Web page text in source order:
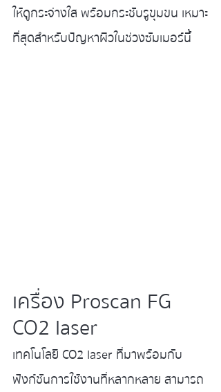
ให้ดูกระจ่างใส พร้อมกระชับรูขุมขน เหมาะ
ที่สุดสำหรับปัญหาผิวในช่วงซัมเมอร์นี้
เครื่อง Proscan FG
CO2 laser
เทคโนโลยี CO2 laser ที่มาพร้อมกับ
ฟังก์ชันการใช้งานที่หลากหลาย สามารถ